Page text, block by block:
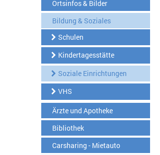
Ortsinfos & Bilder
Bildung & Soziales
Schulen
Kindertagesstätte
Soziale Einrichtungen
VHS
Ärzte und Apotheke
Bibliothek
Carsharing - Mietauto